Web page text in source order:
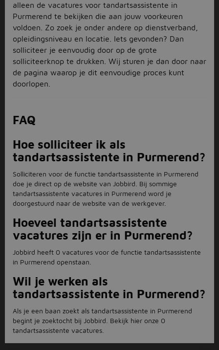
alleen de vacatures voor tandartsassistente in
Purmerend te bekijken die aan jouw voorkeuren
voldoen. Zo zoek je onder andere op dienstverband,
opleidingsniveau en locatie. Iets gevonden? Dan
solliciteer je eenvoudig door op de grote
solliciteerknop te drukken. Wij sturen je dan door naar
de pagina waarop je dit eenvoudige proces kunt
doorlopen.
FAQ
Hoe solliciteer ik als
tandartsassistente in Purmerend?
Solliciteren voor de functie tandartsassistente in Purmerend
doe je direct op de website van Jobbird. Bij sommige
tandartsassistente vacatures in Purmerend word je
doorgestuurd naar de website van de werkgever.
Hoeveel tandartsassistente
vacatures zijn er in Purmerend?
Jobbird heeft 0 vacatures voor de functie tandartsassistente
in Purmerend openstaan.
Wil je werken als
tandartsassistente in Purmerend?
Als je een baan zoekt als tandartsassistente in Purmerend
begint je zoektocht bij Jobbird. Bekijk hier onze 0
tandartsassistente vacatures.